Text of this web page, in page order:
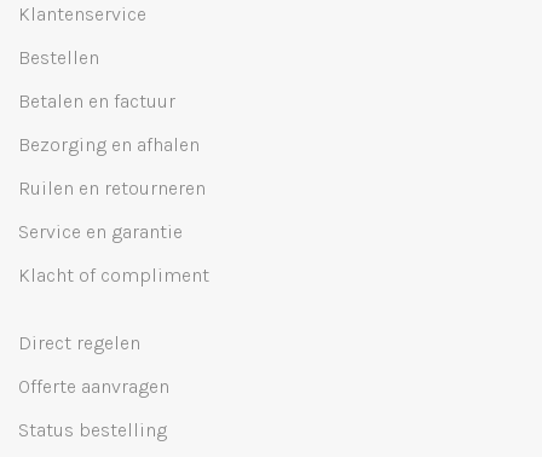
Klantenservice
Bestellen
Betalen en factuur
Bezorging en afhalen
Ruilen en retourneren
Service en garantie
Klacht of compliment
Direct regelen
Offerte aanvragen
Status bestelling